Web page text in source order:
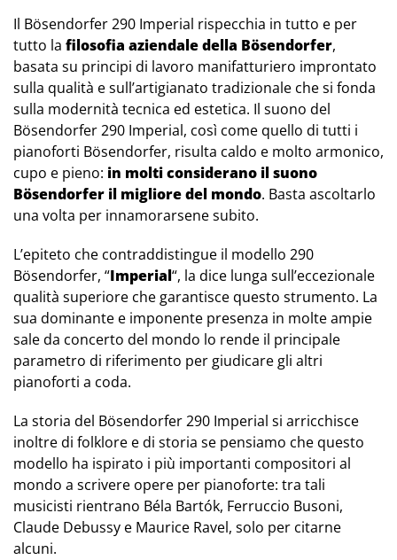
Il Bösendorfer 290 Imperial rispecchia in tutto e per
tutto la filosofia aziendale della Bösendorfer,
basata su principi di lavoro manifatturiero improntato
sulla qualità e sull’artigianato tradizionale che si fonda
sulla modernità tecnica ed estetica. Il suono del
Bösendorfer 290 Imperial, così come quello di tutti i
pianoforti Bösendorfer, risulta caldo e molto armonico,
cupo e pieno: in molti considerano il suono
Bösendorfer il migliore del mondo. Basta ascoltarlo
una volta per innamorarsene subito.
L’epiteto che contraddistingue il modello 290
Bösendorfer, “Imperial“, la dice lunga sull’eccezionale
qualità superiore che garantisce questo strumento. La
sua dominante e imponente presenza in molte ampie
sale da concerto del mondo lo rende il principale
parametro di riferimento per giudicare gli altri
pianoforti a coda.
La storia del Bösendorfer 290 Imperial si arricchisce
inoltre di folklore e di storia se pensiamo che questo
modello ha ispirato i più importanti compositori al
mondo a scrivere opere per pianoforte: tra tali
musicisti rientrano Béla Bartók, Ferruccio Busoni,
Claude Debussy e Maurice Ravel, solo per citarne
alcuni.